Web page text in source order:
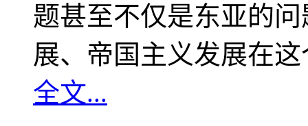
题甚至不仅是东亚的
展、帝国主义发展在
全文...